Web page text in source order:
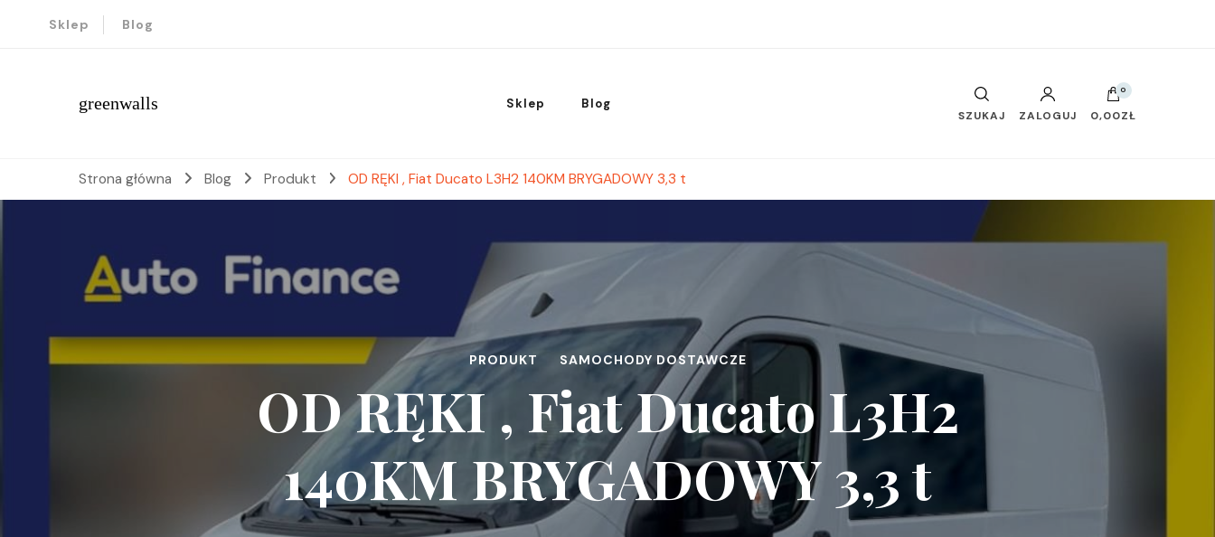
Sklep Blog
greenwalls Sklep Blog
SZUKAJ ZALOGUJ
0
0,00ZŁ
Strona główna Blog Produkt OD RĘKI , Fiat Ducato L3H2 140KM BRYGADOWY 3,3 t
PRODUKT SAMOCHODY DOSTAWCZE
OD RĘKI , Fiat Ducato L3H2
140KM BRYGADOWY 3,3 t